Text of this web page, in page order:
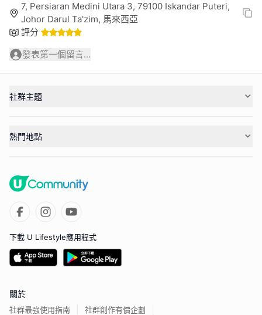
7, Persiaran Medini Utara 3, 79100 Iskandar Puteri,
Johor Darul Ta'zim, 馬來西亞
評分
發表第一個留言...
社群主題
熱門地點
下載 U Lifestyle應用程式
關於
社群最強使用指南
社群創作有價企劃